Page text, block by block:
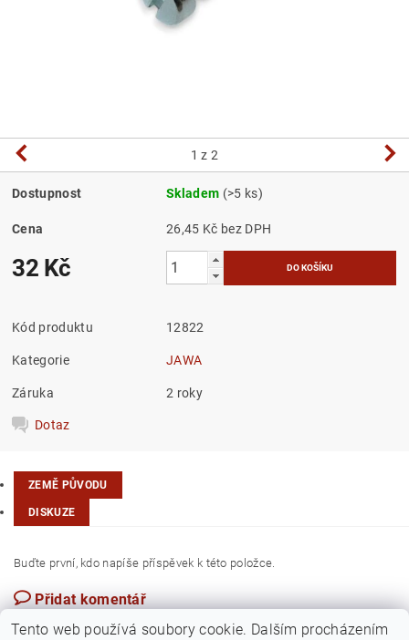
1 z 2
Dostupnost Skladem (>5 ks)
Cena 26,45 Kč bez DPH
32 Kč
Kód produktu 12822
Kategorie JAWA
Záruka 2 roky
Dotaz
ZEMĚ PŮVODU
DISKUZE
Buďte první, kdo napíše příspěvek k této položce.
Přidat komentář
Tento web používá soubory cookie. Dalším procházením